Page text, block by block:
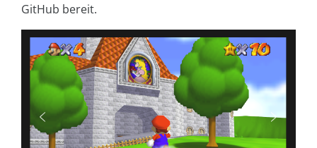
GitHub bereit.